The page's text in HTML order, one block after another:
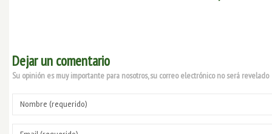
Dejar un comentario
Su opinión es muy importante para nosotros, su correo electrónico no será revelado